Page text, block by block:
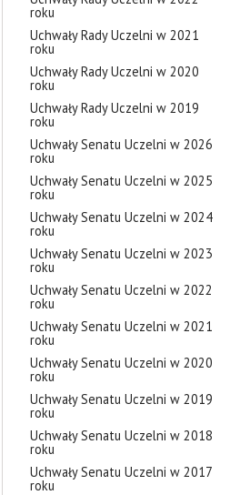
roku
Uchwały Rady Uczelni w 2021
roku
Uchwały Rady Uczelni w 2020
roku
Uchwały Rady Uczelni w 2019
roku
Uchwały Senatu Uczelni w 2026
roku
Uchwały Senatu Uczelni w 2025
roku
Uchwały Senatu Uczelni w 2024
roku
Uchwały Senatu Uczelni w 2023
roku
Uchwały Senatu Uczelni w 2022
roku
Uchwały Senatu Uczelni w 2021
roku
Uchwały Senatu Uczelni w 2020
roku
Uchwały Senatu Uczelni w 2019
roku
Uchwały Senatu Uczelni w 2018
roku
Uchwały Senatu Uczelni w 2017
roku